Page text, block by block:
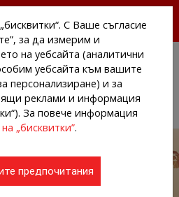
И КОМПАНИИТЕС Ваше съгласие
за да измерим и
на уебсайта (аналитични
уебсайта към вашите
персонализиране) и за
реклами и информация
За повече информация
„бисквитки”.
предпочитания